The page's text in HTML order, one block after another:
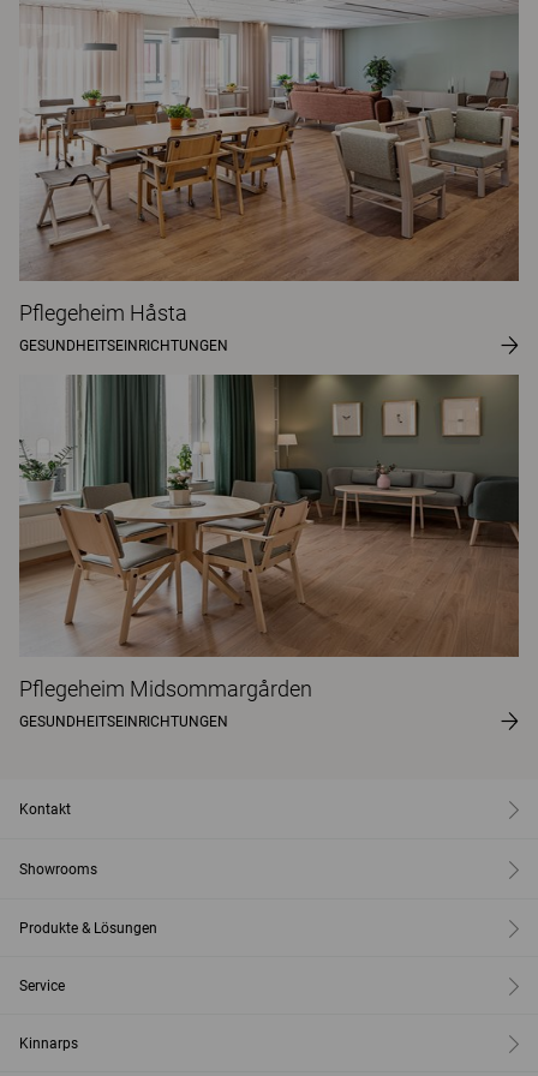
Pflegeheim Håsta
GESUNDHEITSEINRICHTUNGEN
Pflegeheim Midsommargården
GESUNDHEITSEINRICHTUNGEN
Kontakt
Showrooms
Produkte & Lösungen
Service
Kinnarps